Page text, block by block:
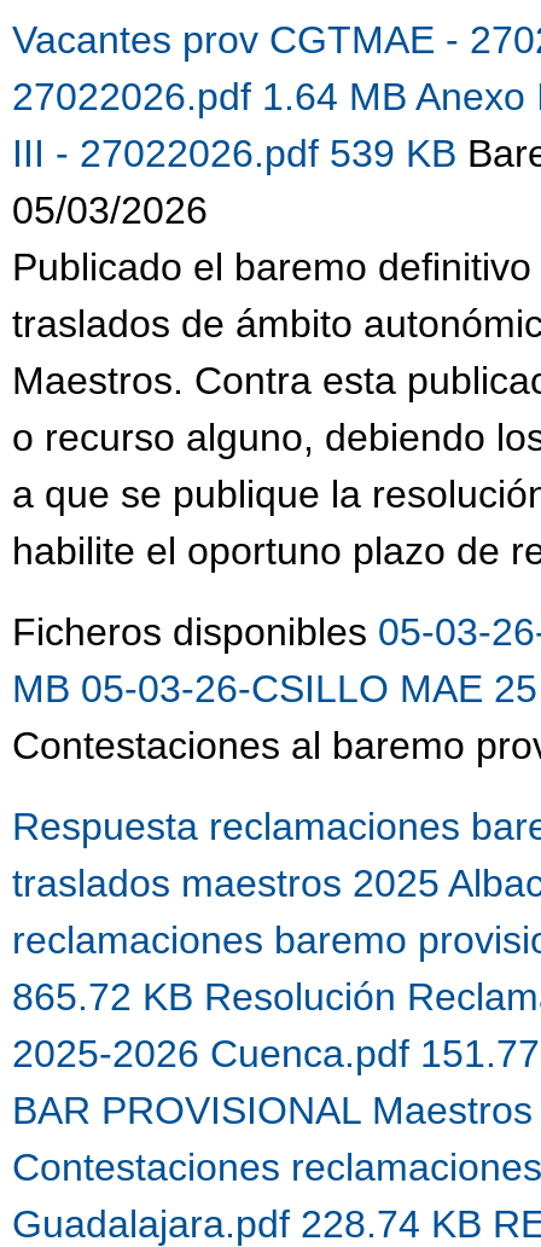
Vacantes prov CGTMAE -
27022026.pdf 1.64 MB Anexo
III - 27022026.pdf 539 KB
05/03/2026
Publicado el baremo
traslados de ámbito
Maestros. Contra esta
o recurso alguno, debiendo
a que se publique la
habilite el oportuno plazo de
Ficheros disponibles 05-03-
MB 05-03-26-CSILLO MAE
Contestaciones al baremo
Respuesta reclamaciones
traslados maestros 2025
reclamaciones baremo
865.72 KB Resolución
2025-2026 Cuenca.pdf
BAR PROVISIONAL
Contestaciones
Guadalajara.pdf 228.74 KB